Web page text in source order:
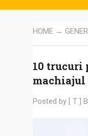
HOME →
10 trucuri
machiajul
Posted by [ T ]